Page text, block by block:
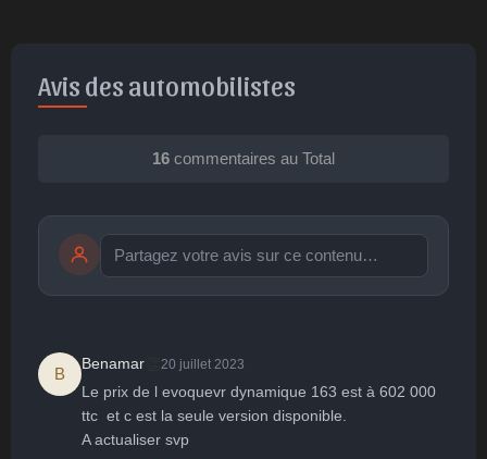
Avis des automobilistes
16 commentaires au Total
🤩
Parfait
👏
Bravo
😄 🙂
publication immédiate Publier
B
Benamar 20 juillet 2023
Le prix de l evoquevr dynamique 163 est à 602 000
ttc  et c est la seule version disponible.
A actualiser svp